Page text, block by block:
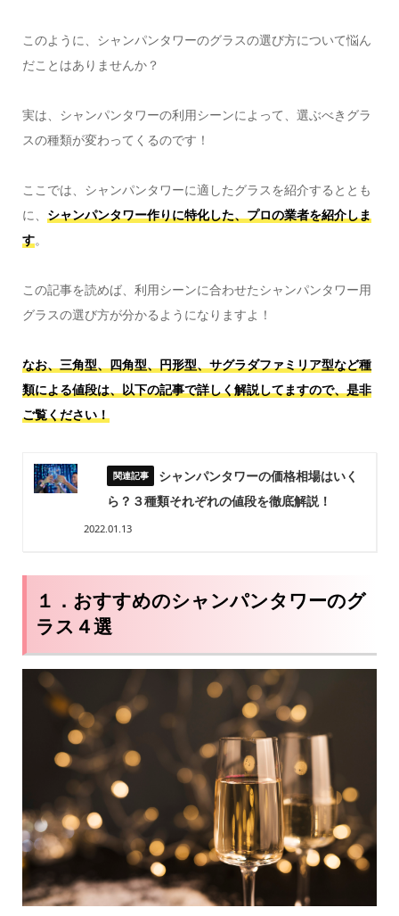
このように、シャンパンタワーのグラスの選び方について悩ん
だことはありませんか？
実は、シャンパンタワーの利用シーンによって、選ぶべきグラ
スの種類が変わってくるのです！
ここでは、シャンパンタワーに適したグラスを紹介するととも
に、 シャンパンタワー作りに特化した、プロの業者を紹介しま
す。
この記事を読めば、利用シーンに合わせたシャンパンタワー用
グラスの選び方が分かるようになりますよ！
なお、三角型、四角型、円形型、サグラダファミリア型など種
類による値段は、以下の記事で詳しく解説してますので、是非
ご覧ください！
シャンパンタワーの価格相場はいく
ら？３種類それぞれの値段を徹底解説！
2022.01.13
１．おすすめのシャンパンタワーのグ
ラス４選